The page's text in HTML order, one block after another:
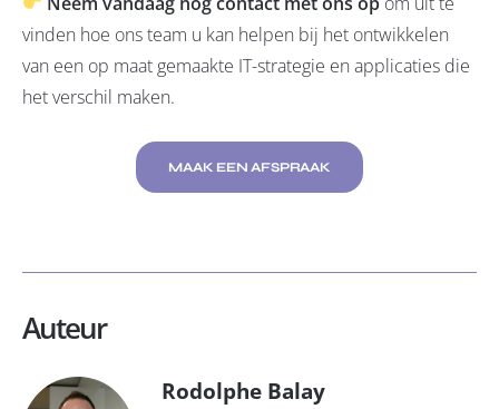
vinden hoe ons team u kan helpen bij het ontwikkelen
van een op maat gemaakte IT-strategie en applicaties die
het verschil maken.
MAAK EEN AFSPRAAK
Auteur
Rodolphe Balay